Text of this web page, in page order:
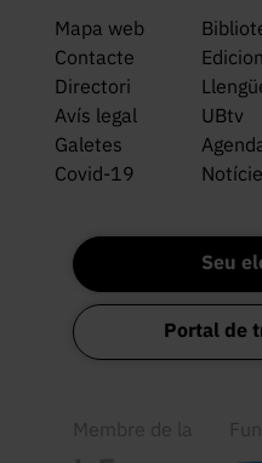
Mapa web
Contacte
Directori
Avís legal
UBtv
Galetes
Covid-19
Seu
Portal de
Membre de la